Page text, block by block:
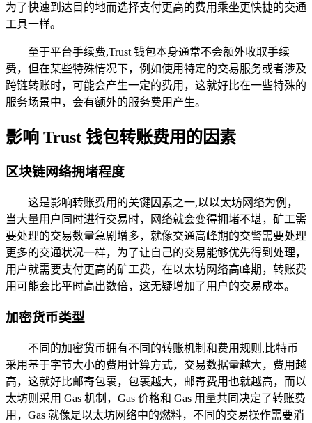
为了快速到达目的地而选择支付更高的费用乘坐更快捷的交通
工具一样。
至于平台手续费,Trust 钱包本身通常不会额外收取手续
费，但在某些特殊情况下，例如使用特定的交易服务或者涉及
跨链转账时，可能会产生一定的费用，这就好比在一些特殊的
服务场景中，会有额外的服务费用产生。
影响 Trust 钱包转账费用的因素
区块链网络拥堵程度
这是影响转账费用的关键因素之一,以以太坊网络为例，
当大量用户同时进行交易时，网络就会变得拥堵不堪，矿工需
要处理的交易数量急剧增多，就像交通高峰期的交警需要处理
更多的交通状况一样，为了让自己的交易能够优先得到处理，
用户就需要支付更高的矿工费，在以太坊网络高峰期，转账费
用可能会比平时高出数倍，这无疑增加了用户的交易成本。
加密货币类型
不同的加密货币拥有不同的转账机制和费用规则,比特币
采用基于字节大小的费用计算方式，交易数据量越大，费用越
高，这就好比邮寄包裹，包裹越大，邮寄费用也就越高，而以
太坊则采用 Gas 机制，Gas 价格和 Gas 用量共同决定了转账费
用，Gas 就像是以太坊网络中的燃料，不同的交易操作需要消